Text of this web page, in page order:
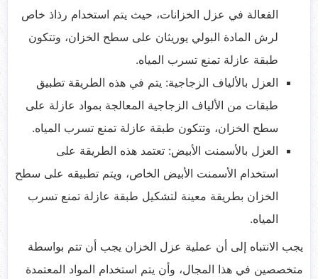
الفعالة في عزل الخزانات، حيث يتم استخدام رذاذ خاص
لرش المادة البولي يوريثان على سطح الخزان، وتتكون
طبقة عازلة تمنع تسرب المياه.
العزل بالألياف الزجاجية: يتم في هذه الطريقة تطبيق
طبقات من الألياف الزجاجية المعالجة بمواد عازلة على
سطح الخزان، وتتكون طبقة عازلة تمنع تسرب المياه.
العزل بالأسمنت الأبيض: تعتمد هذه الطريقة على
استخدام الأسمنت الأبيض الخاص، ويتم تطبيقه على سطح
الخزان بطريقة معينة لتشكيل طبقة عازلة تمنع تسرب
المياه.
يجب الانتباه إلى أن عملية عزل الخزان يجب أن تتم بواسطة
متخصصين في هذا المجال، وأن يتم استخدام المواد المعتمدة